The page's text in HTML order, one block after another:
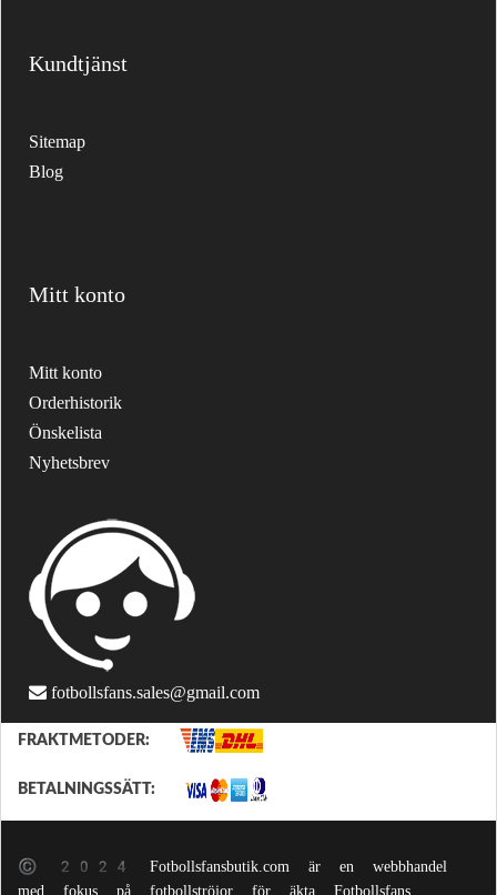
Kundtjänst
Sitemap
Blog
Mitt konto
Mitt konto
Orderhistorik
Önskelista
Nyhetsbrev
fotbollsfans.sales@gmail.com
FRAKTMETODER:
BETALNINGSSÄTT:
© 2024 Fotbollsfansbutik.com är en webbhandel
med fokus på fotbollströjor för äkta Fotbollsfans.